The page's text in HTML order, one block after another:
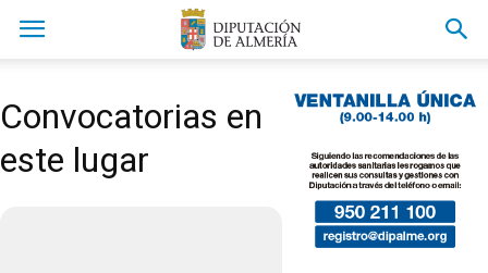
Convocatorias en
este lugar